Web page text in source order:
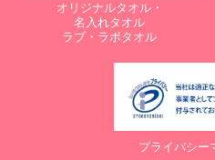
オリジナルタオル・
名入れタオル
ラブ・ラボタオル
プライバシー